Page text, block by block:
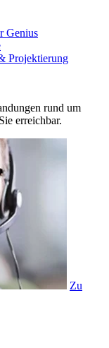
Genius
Projektierung
rund um
erreichbar.
Zu